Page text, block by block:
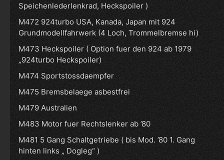
Speichenlederlenkrad, Heckspoiler )
M472 924turbo USA, Kanada, Japan mit 924
Grundmodellfahrwerk (4 Loch, Trommelbremse hi)
M473 Heckspoiler ( Option fuer den 924 ab 1979
„924turbo Heckspoiler)
M474 Sportstossdaempfer
M475 Bremsbelaege asbestfrei
M479 Australien
M483 Motor fuer Rechtslenker ab ’80
M481 5 Gang Schaltgetriebe ( bis Mod. ’80 1. Gang
hinten links „ Dogleg“ )